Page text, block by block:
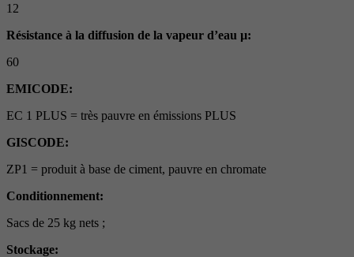
12
Résistance à la diffusion de la vapeur d’eau µ:
60
EMICODE:
EC 1 PLUS = très pauvre en émissions PLUS
GISCODE:
ZP1 = produit à base de ciment, pauvre en chromate
Conditionnement:
Sacs de 25 kg nets ;
Stockage: